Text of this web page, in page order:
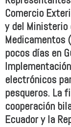
Comercio
y del Ministerio
Medicamentos
pocos días en
electrónicos
pesqueros. La
cooperación
Ecuador y la